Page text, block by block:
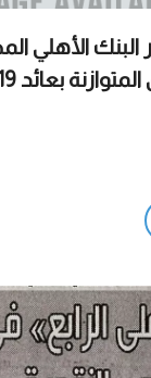
البنك الأهلي
3.19% ( جريدة المال )